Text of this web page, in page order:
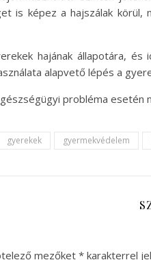
is képez a hajszálak
hajának állapotára,
alapvető lépés a
probléma
gyerekek gyermekvédelem
mezőket * karakterrel